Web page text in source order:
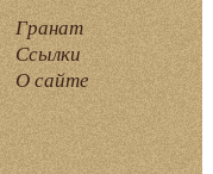
Гранат
Ссылки
О сайте